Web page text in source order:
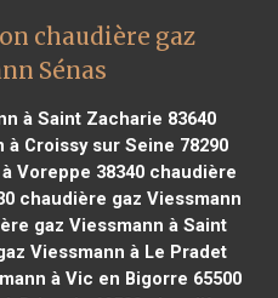
chaudière gaz
Sénas
à Saint Zacharie 83640
Croissy sur Seine 78290
Voreppe 38340chaudière
chaudière gaz Viessmann
gaz Viessmann à Saint
Viessmann à Le Pradet
à Vic en Bigorre 65500